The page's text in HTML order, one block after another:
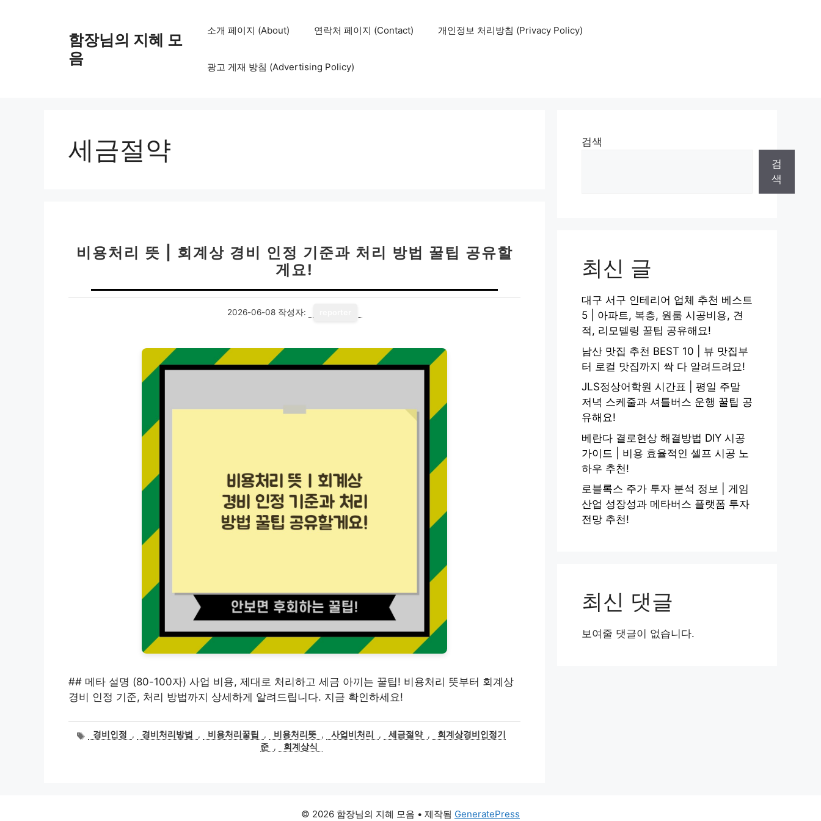
함장님의 지혜 모
음
소개 페이지 (About) 연락처 페이지 (Contact) 개인정보 처리방침 (Privacy Policy)
광고 게재 방침 (Advertising Policy)
세금절약
비용처리 뜻 | 회계상 경비 인정 기준과 처리 방법 꿀팁 공유할
게요!
2026-06-08 작성자:
## 메타 설명 (80-100자) 사업 비용, 제대로 처리하고 세금 아끼는 꿀팁! 비용처리 뜻부터 회계상
경비 인정 기준, 처리 방법까지 상세하게 알려드립니다. 지금 확인하세요!
태경비인정 , 경비처리방법 , 비용처리꿀팁 , 비용처리뜻 , 사업비처리 , 세금절약 ,
회계상경비인정기
준 , 회계상식
검색
검
색
최신 글
대구 서구 인테리어 업체 추천 베스트
5 | 아파트, 복층, 원룸 시공비용, 견
적, 리모델링 꿀팁 공유해요!
남산 맛집 추천 BEST 10 | 뷰 맛집부
터 로컬 맛집까지 싹 다 알려드려요!
JLS정상어학원 시간표 | 평일 주말
저녁 스케줄과 셔틀버스 운행 꿀팁 공
유해요!
베란다 결로현상 해결방법 DIY 시공
가이드 | 비용 효율적인 셀프 시공 노
하우 추천!
로블록스 주가 투자 분석 정보 | 게임
산업 성장성과 메타버스 플랫폼 투자
전망 추천!
최신 댓글
보여줄 댓글이 없습니다.
© 2026 함장님의 지혜 모음 • 제작됨 GeneratePress